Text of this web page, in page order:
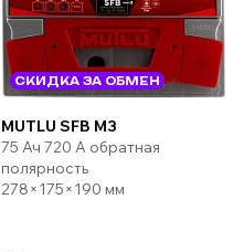
СКИДКА ЗА ОБМЕН
MUTLU SFB M3
75 Ач 720 А обратная
полярность
278×175×190 мм